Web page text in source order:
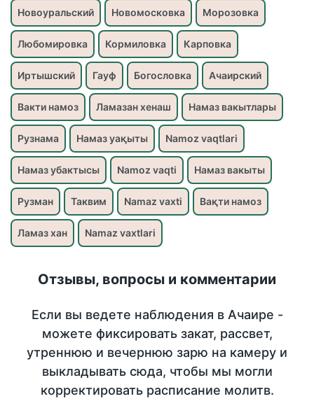
Новоуральский Новомосковка Морозовка
Любомировка Кормиловка Карповка
Иртышский Гауф Богословка Ачаирский
Вакти намоз Ламазан хенаш Намаз вакытлары
Рузнама Намаз уақыты Namoz vaqtlari
Намаз убактысы Namoz vaqti Намаз вакыты
Рузман Таквим Namaz vaxti Вақти намоз
Ламаз хан Namaz vaxtlari
Отзывы, вопросы и комментарии
Если вы ведете наблюдения в Ачаире -
можете фиксировать закат, рассвет,
утреннюю и вечернюю зарю на камеру и
выкладывать сюда, чтобы мы могли
корректировать расписание молитв.